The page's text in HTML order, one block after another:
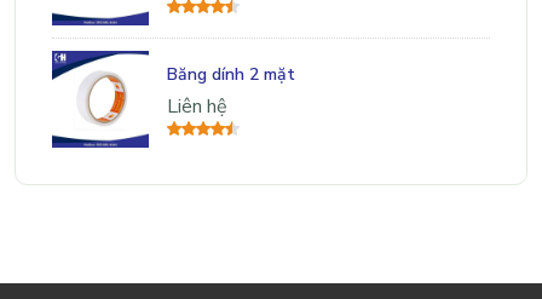
Băng dính 2 mặt
Liên hệ